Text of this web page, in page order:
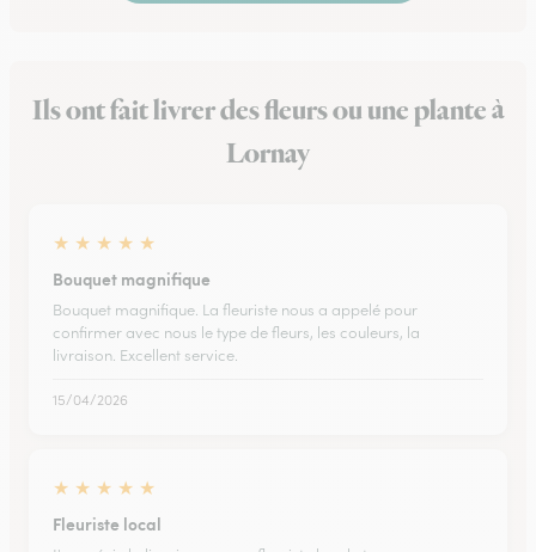
Ils ont fait livrer des fleurs ou une plante à
Lornay
★ ★ ★ ★ ★
Bouquet magnifique
Bouquet magnifique. La fleuriste nous a appelé pour
confirmer avec nous le type de fleurs, les couleurs, la
livraison. Excellent service.
15/04/2026
★ ★ ★ ★ ★
Fleuriste local